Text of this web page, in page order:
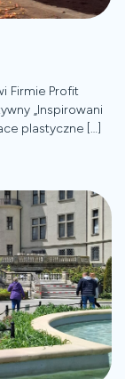
Firmie Profit
„Inspirowani
plastyczne […]